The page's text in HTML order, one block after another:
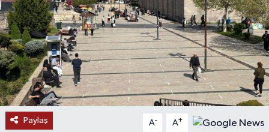
Paylaş A- A+
SPONSORLU YAZI
SPOR
TEKNOLOJİ
YAŞAM